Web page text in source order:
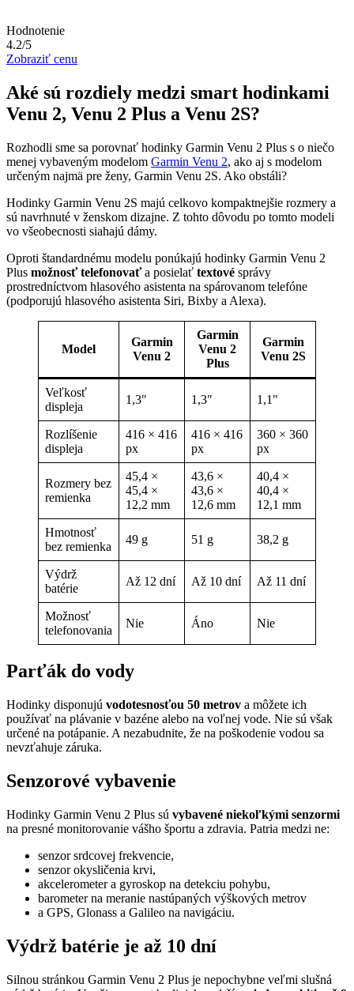
Hodnotenie
4.2/5
Zobraziť cenu
Aké sú rozdiely medzi smart hodinkami
Venu 2, Venu 2 Plus a Venu 2S?
Rozhodli sme sa porovnať hodinky Garmin Venu 2 Plus s o niečo
menej vybaveným modelom Garmin Venu 2, ako aj s modelom
určeným najmä pre ženy, Garmin Venu 2S. Ako obstáli?
Hodinky Garmin Venu 2S majú celkovo kompaktnejšie rozmery a
sú navrhnuté v ženskom dizajne. Z tohto dôvodu po tomto modeli
vo všeobecnosti siahajú dámy.
Oproti štandardnému modelu ponúkajú hodinky Garmin Venu 2
Plus možnosť telefonovaťa posielať textové správy
prostredníctvom hlasového asistenta na spárovanom telefóne
(podporujú hlasového asistenta Siri, Bixby a Alexa).
Model
Garmin
Venu 2
Garmin
Venu 2
Plus
Garmin
Venu 2S
Veľkosť
displeja
1,3" 1,3" 1,1"
Rozlíšenie
displeja
416 × 416
px
416 × 416
px
360 × 360
px
Rozmery bez
remienka
45,4 ×
45,4 ×
12,2 mm
43,6 ×
43,6 ×
12,6 mm
40,4 ×
40,4 ×
12,1 mm
Hmotnosť
bez remienka
49 g 51 g 38,2 g
Výdrž
batérie
Až 12 dní Až 10 dní Až 11 dní
Možnosť
telefonovania
Nie Áno Nie
Parťák do vody
Hodinky disponujú vodotesnosťou 50 metrov a môžete ich
používať na plávanie v bazéne alebo na voľnej vode. Nie sú však
určené na potápanie. A nezabudnite, že na poškodenie vodou sa
nevzťahuje záruka.
Senzorové vybavenie
Hodinky Garmin Venu 2 Plus sú vybavené niekoľkými senzormi
na presné monitorovanie vášho športu a zdravia. Patria medzi ne:
senzor srdcovej frekvencie,
senzor okysličenia krvi,
akcelerometer a gyroskop na detekciu pohybu,
barometer na meranie nastúpaných výškových metrov
a GPS, Glonass a Galileo na navigáciu.
Výdrž batérie je až 10 dní
Silnou stránkou Garmin Venu 2 Plus je nepochybne veľmi slušná